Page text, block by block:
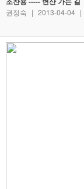
권정숙 | 2013-04-04 |